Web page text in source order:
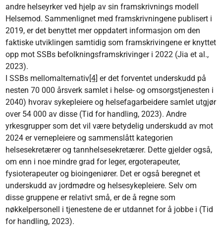
andre helseyrker ved hjelp av sin framskrivnings modell
Helsemod. Sammenlignet med framskrivningene publisert i
2019, er det benyttet mer oppdatert informasjon om den
faktiske utviklingen samtidig som framskrivingene er knyttet
opp mot SSBs befolkningsframskrivinger i 2022 (Jia et al.,
2023).
I SSBs mellomalternativ[4] er det forventet underskudd på
nesten 70 000 årsverk samlet i helse- og omsorgstjenesten i
2040) hvorav sykepleiere og helsefagarbeidere samlet utgjør
over 54 000 av disse (Tid for handling, 2023). Andre
yrkesgrupper som det vil være betydelig underskudd av mot
2024 er vernepleiere og sammenslått kategorien
helsesekretærer og tannhelsesekretærer. Dette gjelder også,
om enn i noe mindre grad for leger, ergoterapeuter,
fysioterapeuter og bioingeniører. Det er også beregnet et
underskudd av jordmødre og helsesykepleiere. Selv om
disse gruppene er relativt små, er de å regne som
nøkkelpersonell i tjenestene de er utdannet for å jobbe i (Tid
for handling, 2023).